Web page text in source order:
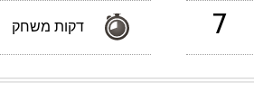
7 דקות משחק